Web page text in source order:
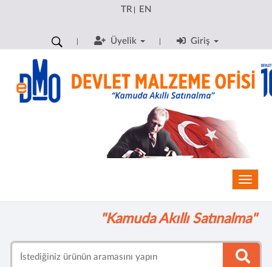
TR| EN
Üyelik Giriş
"Kamuda Akıllı Satınalma"